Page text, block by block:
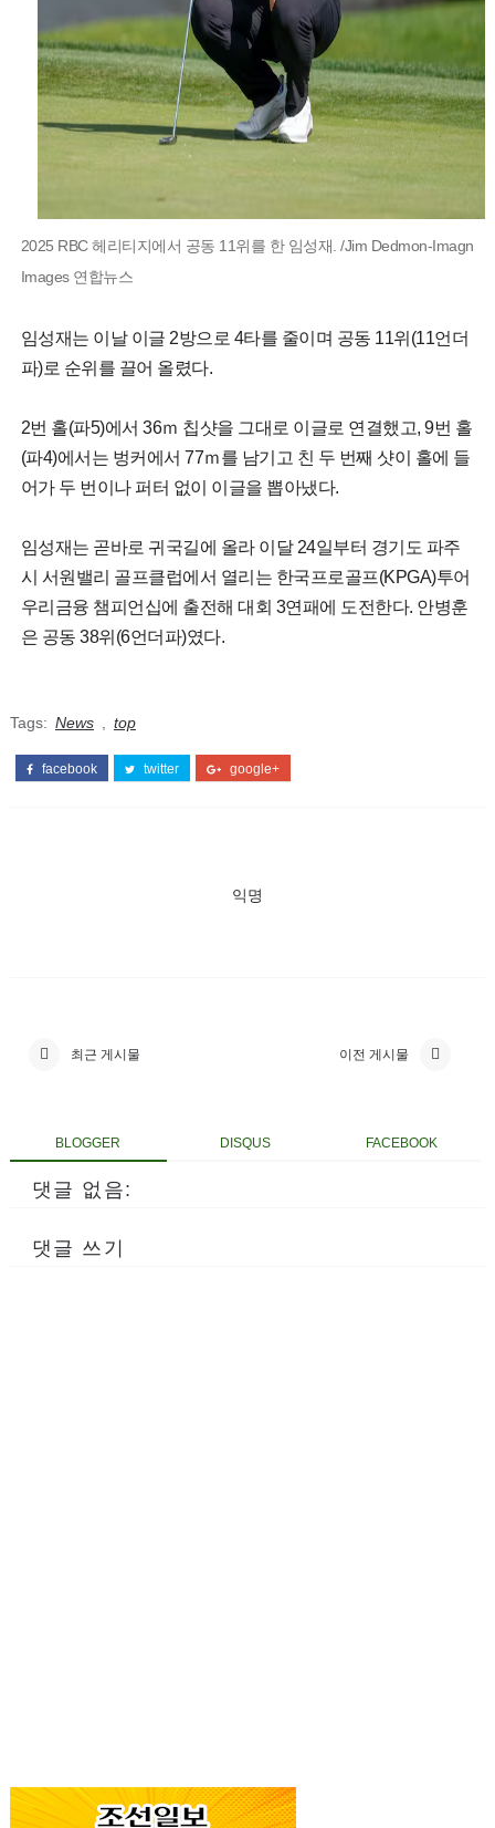
2025 RBC 헤리티지에서 공동 11위를 한 임성재. /Jim Dedmon-Imagn
Images 연합뉴스
임성재는 이날 이글 2방으로 4타를 줄이며 공동 11위(11언더
파)로 순위를 끌어 올렸다.
2번 홀(파5)에서 36ｍ 칩샷을 그대로 이글로 연결했고, 9번 홀
(파4)에서는 벙커에서 77ｍ를 남기고 친 두 번째 샷이 홀에 들
어가 두 번이나 퍼터 없이 이글을 뽑아냈다.
임성재는 곧바로 귀국길에 올라 이달 24일부터 경기도 파주
시 서원밸리 골프클럽에서 열리는 한국프로골프(KPGA)투어
우리금융 챔피언십에 출전해 대회 3연패에 도전한다. 안병훈
은 공동 38위(6언더파)였다.
Tags: News top
facebook twitter google+
익명
최근 게시물 이전 게시물
BLOGGER DISQUS FACEBOOK
댓글 없음:
댓글 쓰기